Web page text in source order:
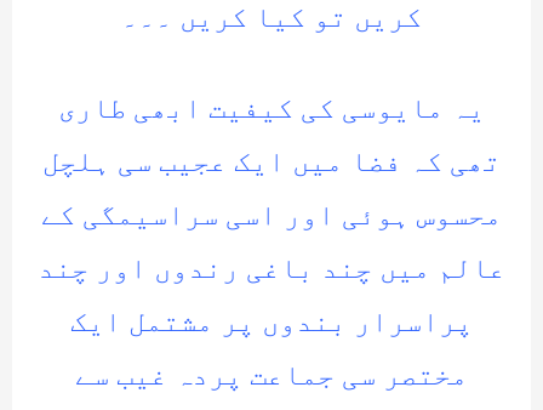
کریں تو کیا کریں ۔۔۔
یہ مایوسی کی کیفیت ابھی طاری
تھی کہ فضا میں ایک عجیب سی ہلچل
محسوس ہوئی اور اسی سراسیمگی کے
عالم میں چند باغی رندوں اور چند
پراسرار بندوں پر مشتمل ایک
مختصر سی جماعت پردہ غیب سے